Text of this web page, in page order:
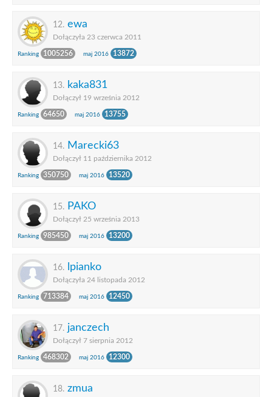
12. ewa
Dołączyła 23 czerwca 2011
Ranking 1005256 maj 2016 13872
13. kaka831
Dołączył 19 września 2012
Ranking 64650 maj 2016 13755
14. Marecki63
Dołączył 11 października 2012
Ranking 350750 maj 2016 13520
15. PAKO
Dołączył 25 września 2013
Ranking 985450 maj 2016 13200
16. lpianko
Dołączyła 24 listopada 2012
Ranking 713384 maj 2016 12450
17. janczech
Dołączył 7 sierpnia 2012
Ranking 468302 maj 2016 12300
18. zmua